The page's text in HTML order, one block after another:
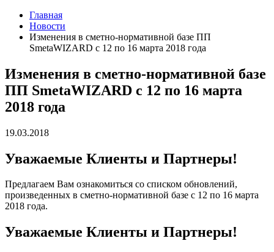
Главная
Новости
Изменения в сметно-нормативной базе ПП
SmetaWIZARD с 12 по 16 марта 2018 года
Изменения в сметно-нормативной базе
ПП SmetaWIZARD с 12 по 16 марта
2018 года
19.03.2018
Уважаемые Клиенты и Партнеры!
Предлагаем Вам ознакомиться со списком обновлений,
произведенных в сметно-нормативной базе с 12 по 16 марта
2018 года.
Уважаемые Клиенты и Партнеры!